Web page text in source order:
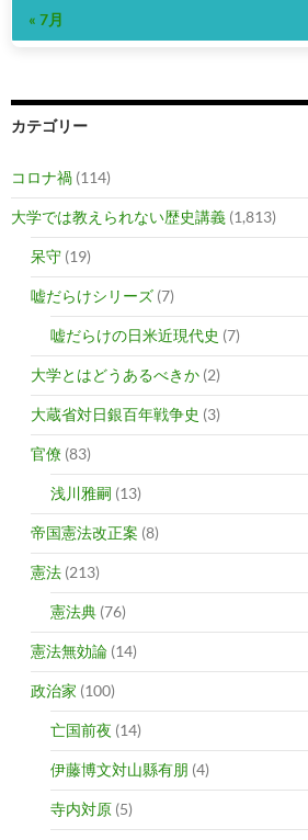
« 7月
カテゴリー
コロナ禍 (114)
大学では教えられない歴史講義 (1,813)
呆守 (19)
嘘だらけシリーズ (7)
嘘だらけの日米近現代史 (7)
大学とはどうあるべきか (2)
大蔵省対日銀百年戦争史 (3)
官僚 (83)
浅川雅嗣 (13)
帝国憲法改正案 (8)
憲法 (213)
憲法典 (76)
憲法無効論 (14)
政治家 (100)
亡国前夜 (14)
伊藤博文対山縣有朋 (4)
寺内対原 (5)